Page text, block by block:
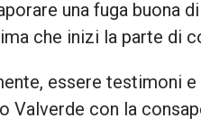
una fuga buona
che inizi la parte di
essere testimoni
Valverde con la